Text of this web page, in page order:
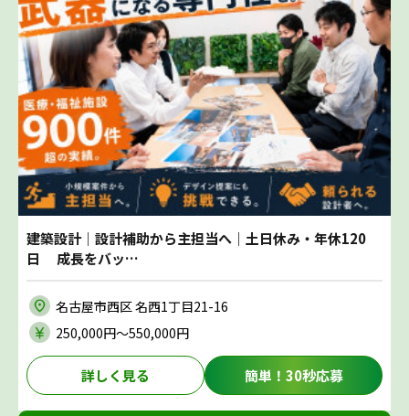
建築設計｜設計補助から主担当へ｜土日休み・年休120
日 成長をバッ…
名古屋市西区 名西1丁目21-16
250,000円〜550,000円
詳しく見る 簡単！30秒応募